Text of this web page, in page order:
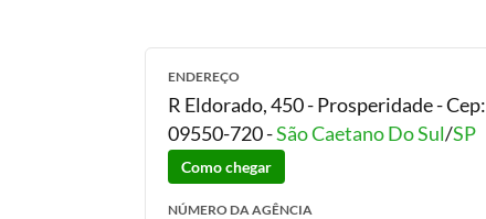
ENDEREÇO
R Eldorado, 450 - Prosperidade- Cep:
09550-720-São Caetano Do Sul/SP
Como chegar
NÚMERO DA AGÊNCIA